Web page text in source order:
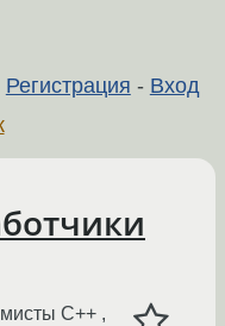
Регистрация - Вход
С++ ,